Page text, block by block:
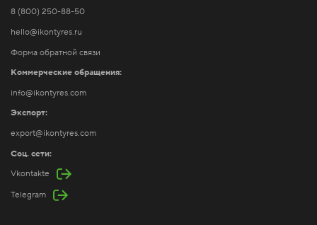
8 (800) 250-88-50
hello@ikontyres.ru
Форма обратной связи
Коммерческие обращения:
info@ikontyres.com
Экспорт:
export@ikontyres.com
Соц. сети:
Vkontakte
Telegram